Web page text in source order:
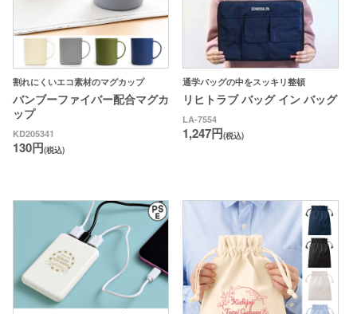
割れにくいエコ素材のマグカップ
バンブーファイバー配合マグカ
ップ
KD205341
130円(税込)
通学バッグの中をスッキリ整頓
リヒトラブ バッグ イン バッグ
LA-7554
1,247円(税込)